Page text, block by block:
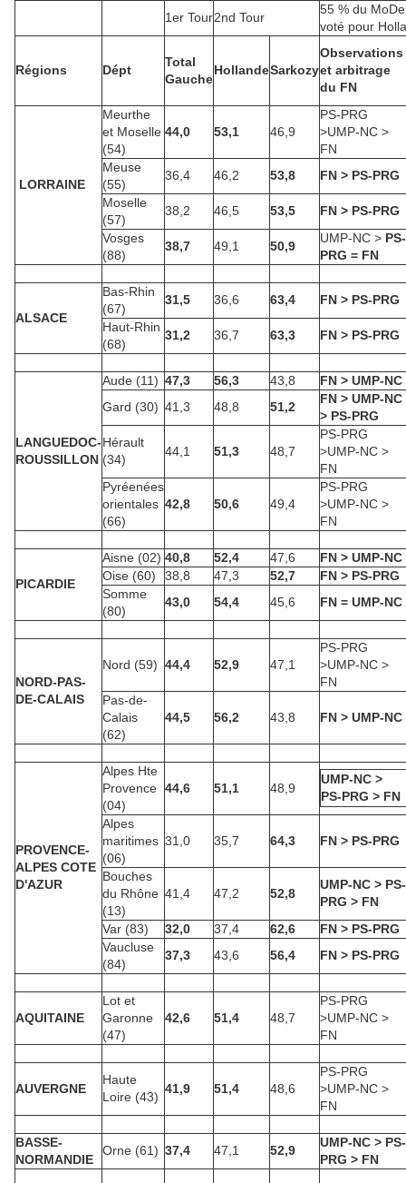
1er Tour2nd Tour
55 % du
voté pour
Régions Dépt
Total
Gauche
HollandeSarkozy
Observations
et arbitrage
du FN
LORRAINE
Meurthe
et Moselle
(54)
44,0 53,1 46,9
PS-PRG
>UMP-NC >
FN
Meuse
(55)
36,4 46,2 53,8
FN > PS-PRG
Moselle
(57)
38,2 46,5 53,5
FN > PS-PRG
Vosges
(88)
38,7 49,1 50,9
UMP-NC > PS-
PRG = FN
ALSACE
Bas-Rhin
(67)
31,5 36,6 63,4
FN > PS-PRG
Haut-Rhin
(68)
31,2 36,7 63,3 FN > PS-PRG
LANGUEDOC-
ROUSSILLON
Aude (11) 47,3 56,3 43,8
FN > UMP-NC
Gard (30) 41,3 48,8 51,2
FN > UMP-NC
> PS-PRG
Hérault
(34)
44,1 51,3 48,7
PS-PRG
>UMP-NC >
FN
Pyréenées
orientales
(66)
42,8 50,6 49,4
PS-PRG
>UMP-NC >
FN
PICARDIE
Aisne (02) 40,8 52,4 47,6
FN > UMP-NC
Oise (60)
38,8 47,3 52,7
FN > PS-PRG
Somme
(80)
43,0 54,4 45,6 FN = UMP-NC
NORD-PAS-
DE-CALAIS
Nord (59) 44,4 52,9 47,1
PS-PRG
>UMP-NC >
FN
Pas-de-
Calais
(62)
44,5 56,2 43,8 FN > UMP-NC
PROVENCE-
ALPES COTE
D'AZUR
Alpes Hte
Provence
(04)
44,6 51,1 48,9
UMP-NC >
PS-PRG > FN
Alpes
maritimes
(06)
31,0 35,7 64,3 FN > PS-PRG
Bouches
du Rhône
(13)
41,4 47,2 52,8
UMP-NC > PS-
PRG > FN
Var (83)
32,0 37,4 62,6
FN > PS-PRG
Vaucluse
(84)
37,3 43,6 56,4 FN > PS-PRG
AQUITAINE
Lot et
Garonne
(47)
42,6 51,4 48,7
PS-PRG
>UMP-NC >
FN
AUVERGNE
Haute
Loire (43)
41,9 51,4 48,6
PS-PRG
>UMP-NC >
FN
BASSE-
NORMANDIE
Orne (61) 37,4 47,1 52,9
UMP-NC > PS-
PRG > FN